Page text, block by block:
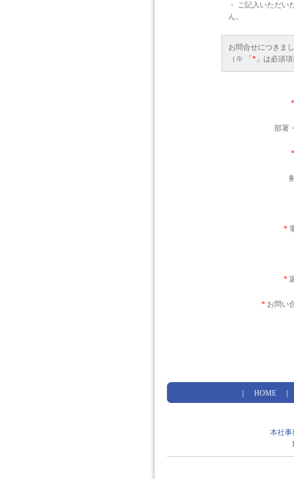
・ ご記入いただ
ん。
お問合せにつきま
（※ 「 * 」は必須
*
部署
*
*
*
* お問
HOME
本社事